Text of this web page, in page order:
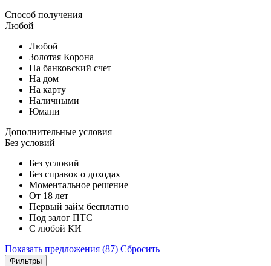
Способ получения
Любой
Любой
Золотая Корона
На банковский счет
На дом
На карту
Наличными
Юмани
Дополнительные условия
Без условий
Без условий
Без справок о доходах
Моментальное решение
От 18 лет
Первый займ бесплатно
Под залог ПТС
С любой КИ
Показать предложения (87) Сбросить
Фильтры